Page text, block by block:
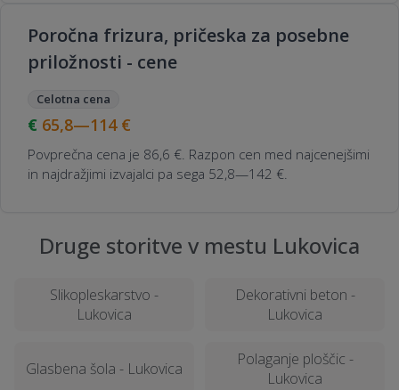
Poročna frizura, pričeska za posebne
priložnosti - cene
Celotna cena
65,8—114 €
Povprečna cena je 86,6 €. Razpon cen med najcenejšimi
in najdražjimi izvajalci pa sega 52,8—142 €.
Druge storitve v mestu Lukovica
Slikopleskarstvo -
Lukovica
Dekorativni beton -
Lukovica
Glasbena šola - Lukovica
Polaganje ploščic -
Lukovica